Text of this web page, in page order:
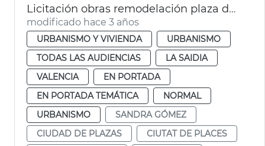
Licitación obras remodelación plaza de Santa Mónica
modificado hace 3 años
URBANISMO Y VIVIENDA
URBANISMO
TODAS LAS AUDIENCIAS
LA SAIDIA
VALENCIA
EN PORTADA
EN PORTADA TEMÁTICA
NORMAL
URBANISMO
SANDRA GÓMEZ
CIUDAD DE PLAZAS
CIUTAT DE PLACES